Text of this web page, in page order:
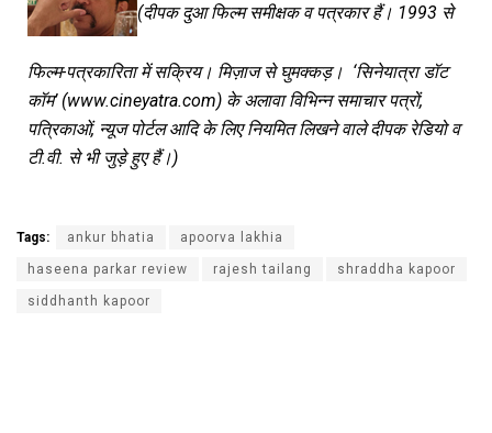
(दीपक दुआ फिल्म समीक्षक व पत्रकार हैं। 1993 से
फिल्म-पत्रकारिता में सक्रिय। मिज़ाज से घुमक्कड़। ‘सिनेयात्रा डॉट
कॉम’ (www.cineyatra.com) के अलावा विभिन्न समाचार पत्रों,
पत्रिकाओं, न्यूज पोर्टल आदि के लिए नियमित लिखने वाले दीपक रेडियो व
टी.वी. से भी जुड़े हुए हैं।)
Tags: ankur bhatia apoorva lakhia
haseena parkar review rajesh tailang shraddha kapoor
siddhanth kapoor